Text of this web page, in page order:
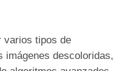
varios tipos de
imágenes descoloridas,